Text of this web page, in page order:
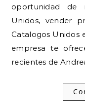
oportunidad de
Unidos, vender
Catalogos Unidos
empresa te
recientes de